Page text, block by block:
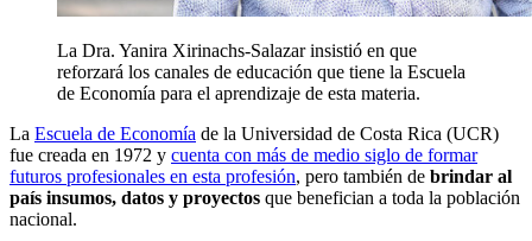
La Dra. Yanira Xirinachs-Salazar insistió en que
reforzará los canales de educación que tiene la Escuela
de Economía para el aprendizaje de esta materia.
La Escuela de Economía de la Universidad de Costa Rica (UCR)
fue creada en 1972 y cuenta con más de medio siglo de formar
futuros profesionales en esta profesión, pero también de brindar al
país insumos, datos y proyectos que benefician a toda la población
nacional.